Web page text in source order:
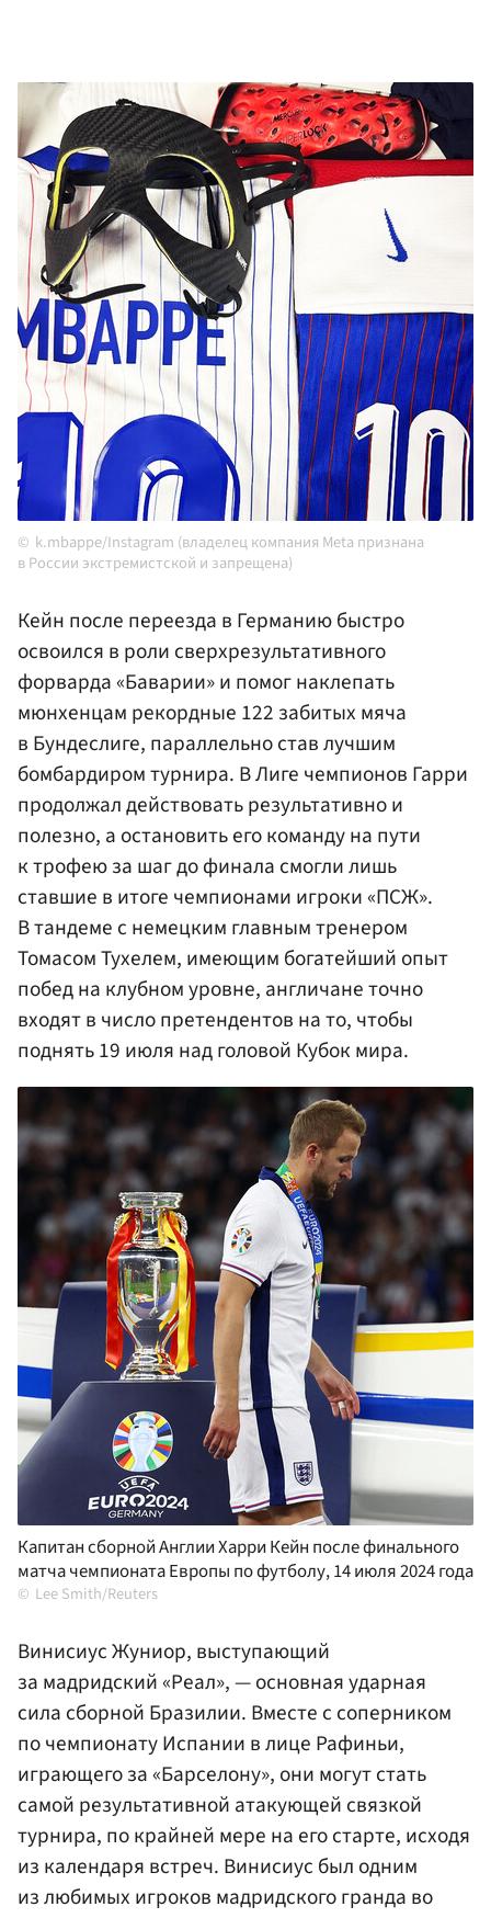
k.mbappe/Instagram (владелец компания Meta признана
в России экстремистской и запрещена)
Кейн после переезда в Германию быстро
освоился в роли сверхрезультативного
форварда «Баварии» и помог наклепать
мюнхенцам рекордные 122 забитых мяча
в Бундеслиге, параллельно став лучшим
бомбардиром турнира. В Лиге чемпионов Гарри
продолжал действовать результативно и
полезно, а остановить его команду на пути
к трофею за шаг до финала смогли лишь
ставшие в итоге чемпионами игроки «ПСЖ».
В тандеме с немецким главным тренером
Томасом Тухелем, имеющим богатейший опыт
побед на клубном уровне, англичане точно
входят в число претендентов на то, чтобы
поднять 19 июля над головой Кубок мира.
Капитан сборной Англии Харри Кейн после финального
матча чемпионата Европы по футболу, 14 июля 2024 года
Lee Smith/Reuters
Винисиус Жуниор, выступающий
за мадридский «Реал», — основная ударная
сила сборной Бразилии. Вместе с соперником
по чемпионату Испании в лице Рафиньи,
играющего за «Барселону», они могут стать
самой результативной атакующей связкой
турнира, по крайней мере на его старте, исходя
из календаря встреч. Винисиус был одним
из любимых игроков мадридского гранда во